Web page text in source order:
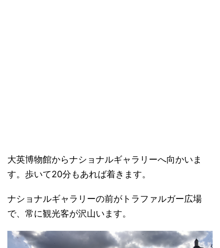
大英博物館からナショナルギャラリーへ向かいま
す。歩いて20分もあれば着きます。
ナショナルギャラリーの前がトラファルガー広場
で、常に観光客が沢山います。